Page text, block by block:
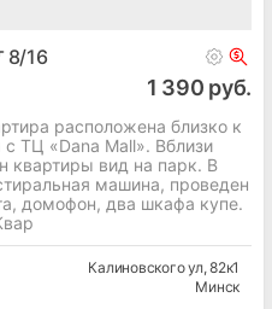
8/16
1 390 руб.
расположена близко к
ТЦ «Dana Mall». Вблизи
квартиры вид на парк. В
машина, проведен
домофон, два шкафа купе.
Калиновского ул, 82к1
Минск